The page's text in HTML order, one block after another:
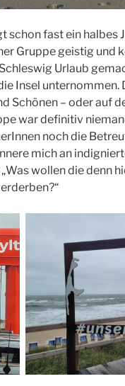
schon fast ein halbes
Gruppe geistig und
Urlaub
Insel unternommen.
Schönen – oder auf
war definitiv
noch die
mich an
wollen die denn